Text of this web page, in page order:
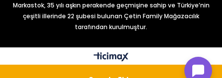
Markastok, 35 yılı aşkın perakende geçmişine sahip ve Türkiye’nin
çeşitli illerinde 22 şubesi bulunan Çetin Family Mağazacılık
tarafından kurulmuştur.